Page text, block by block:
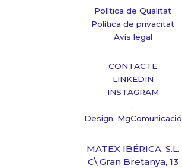
MATEX IBÉRICA, S.L.
C\ Gran Bretanya, 13
Política de Qualitat
Política de privacitat
Avís legal
CONTACTE
LINKEDIN
INSTAGRAM
.
Design: MgComunicació